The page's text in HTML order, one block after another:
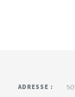
ADRESSE :